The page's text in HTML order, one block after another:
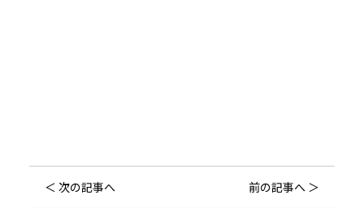
＜ 次の記事へ 前の記事へ ＞